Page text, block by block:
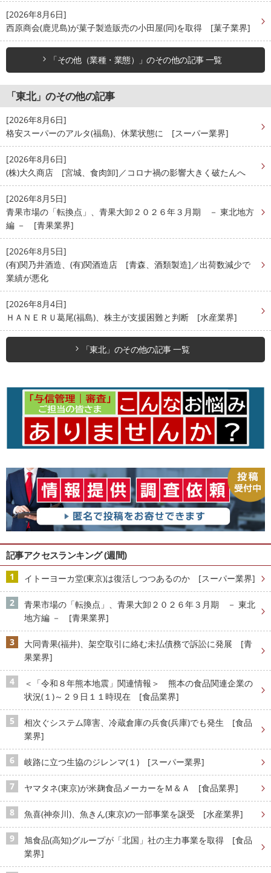
[2026年8月6日]
西原商会(鹿児島)が菓子製造販売の小田屋(同)を取得 [菓子業界]
「その他（業種・業態）」のその他の記事 一覧
「東北」のその他の記事
[2026年8月6日]
格安スーパーのアルタ(福島)、休業状態に [スーパー業界]
[2026年8月6日]
(株)大久商店 [宮城、食肉卸]／コロナ禍の影響大きく破たんへ
[2026年8月5日]
青果市場の「転換点」、青果大卸２０２６年３月期 － 東北地方
編 － [青果業界]
[2026年8月5日]
(有)関乃井酒造、(有)関酒造店 [青森、酒類製造]／出荷数減少で
業績が悪化
[2026年8月4日]
ＨＡＮＥＲＵ葛尾(福島)、株主が支援困難と判断 [水産業界]
「東北」のその他の記事 一覧
記事アクセスランキング (週間)
イトーヨーカ堂(東京)は復活しつつあるのか [スーパー業界]
青果市場の「転換点」、青果大卸２０２６年３月期 － 東北
地方編 － [青果業界]
大同青果(福井)、架空取引に絡む未払債務で訴訟に発展 [青
果業界]
＜「令和８年熊本地震」関連情報＞ 熊本の食品関連企業の
状況(１)～２９日１１時現在 [食品業界]
相次ぐシステム障害、冷蔵倉庫の兵食(兵庫)でも発生 [食品
業界]
岐路に立つ生協のジレンマ(１) [スーパー業界]
ヤマタネ(東京)が米麹食品メーカーをＭ＆Ａ [食品業界]
魚喜(神奈川)、魚きん(東京)の一部事業を譲受 [水産業界]
旭食品(高知)グループが「北国」社の主力事業を取得 [食品
業界]